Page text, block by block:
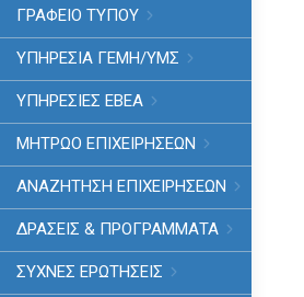
ΓΡΑΦΕΙΟ ΤΥΠΟΥ
ΥΠΗΡΕΣΊΑ ΓΕΜΗ/ΥΜΣ
ΥΠΗΡΕΣΙΕΣ ΕΒΕΑ
ΜΗΤΡΩΟ ΕΠΙΧΕΙΡΗΣΕΩΝ
ΑΝΑΖΗΤΗΣΗ ΕΠΙΧΕΙΡΗΣΕΩΝ
ΔΡΑΣΕΙΣ & ΠΡΟΓΡΑΜΜΑΤΑ
ΣΥΧΝΕΣ ΕΡΩΤΗΣΕΙΣ